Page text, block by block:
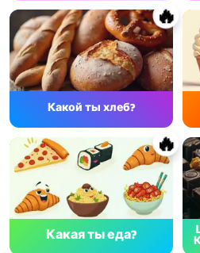
Какой ты хлеб?
🔥
Какая ты еда?
🔥